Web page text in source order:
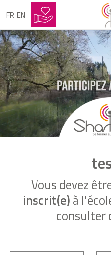
FR EN
Vous devez
inscrit(e)à
consulter